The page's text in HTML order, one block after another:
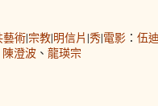
藝術|宗教|明信片 |秀|電影 ： 伍
陳澄波 、 龍瑛宗